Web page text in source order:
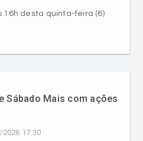
16h desta quinta-feira (6)
Sábado Mais com ações
2026 17:30